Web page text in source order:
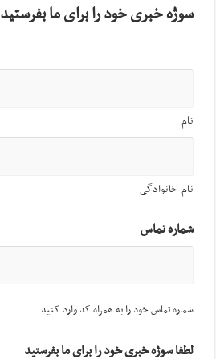
سوژه خبری خود را برای ما بفرستید
نام
نام خانوادگی
شماره تماس
شماره تماس خود را به همراه کد وارد کنید
لطفا سوژه خبری خود را برای ما بفرستید